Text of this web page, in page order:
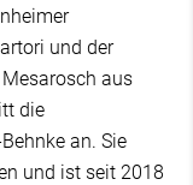
und der
aus
die
an. Sie
und ist seit 2018